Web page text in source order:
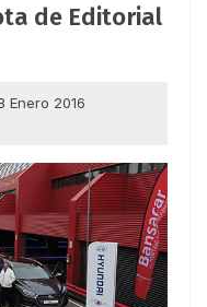
de Editorial
Enero 2016